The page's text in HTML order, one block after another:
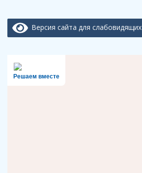
Версия сайта для слабовидящих
Решаем вместе